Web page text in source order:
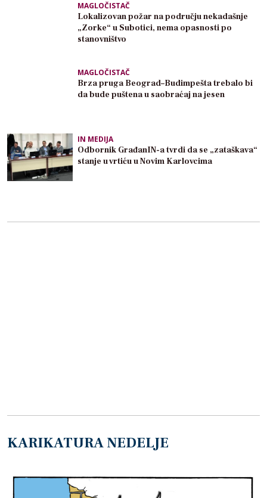
MAGLOČISTAČ
Lokalizovan požar na području nekadašnje
„Zorke“ u Subotici, nema opasnosti po
stanovništvo
MAGLOČISTAČ
Brza pruga Beograd–Budimpešta trebalo bi
da bude puštena u saobraćaj na jesen
IN MEDIJA
Odbornik GrađanIN-a tvrdi da se „zataškava“
stanje u vrtiću u Novim Karlovcima
KARIKATURA NEDELJE